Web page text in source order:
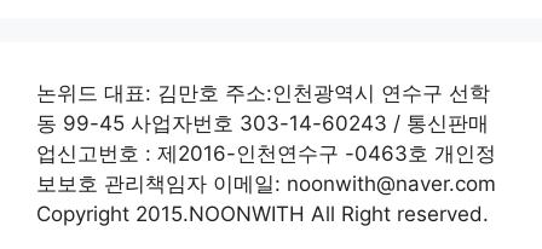
논위드 대표: 김만호 주소:인천광역시 연수구 선학
동 99-45 사업자번호 303-14-60243 / 통신판매
업신고번호 : 제2016-인천연수구 -0463호 개인정
보보호 관리책임자 이메일: noonwith@naver.com
Copyright 2015.NOONWITH All Right reserved.